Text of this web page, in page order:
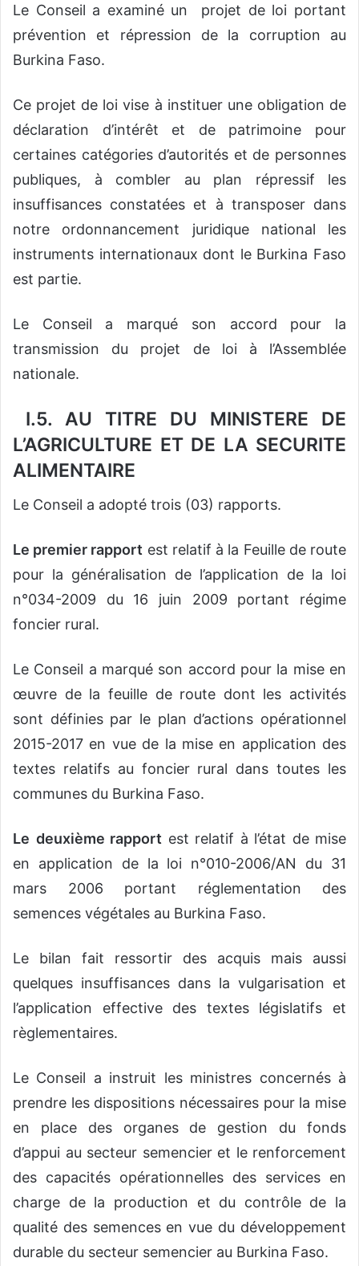
Le Conseil a examiné un projet de loi portant
prévention et répression de la corruption au
Burkina Faso.
Ce projet de loi vise à instituer une obligation de
déclaration d’intérêt et de patrimoine pour
certaines catégories d’autorités et de personnes
publiques, à combler au plan répressif les
insuffisances constatées et à transposer dans
notre ordonnancement juridique national les
instruments internationaux dont le Burkina Faso
est partie.
Le Conseil a marqué son accord pour la
transmission du projet de loi à l’Assemblée
nationale.
I.5. AU TITRE DU MINISTERE DE
L’AGRICULTURE ET DE LA SECURITE
ALIMENTAIRE
Le Conseil a adopté trois (03) rapports.
Le premier rapport est relatif à la Feuille de route
pour la généralisation de l’application de la loi
n°034-2009 du 16 juin 2009 portant régime
foncier rural.
Le Conseil a marqué son accord pour la mise en
œuvre de la feuille de route dont les activités
sont définies par le plan d’actions opérationnel
2015-2017 en vue de la mise en application des
textes relatifs au foncier rural dans toutes les
communes du Burkina Faso.
Le deuxième rapport est relatif à l’état de mise
en application de la loi n°010-2006/AN du 31
mars 2006 portant réglementation des
semences végétales au Burkina Faso.
Le bilan fait ressortir des acquis mais aussi
quelques insuffisances dans la vulgarisation et
l’application effective des textes législatifs et
règlementaires.
Le Conseil a instruit les ministres concernés à
prendre les dispositions nécessaires pour la mise
en place des organes de gestion du fonds
d’appui au secteur semencier et le renforcement
des capacités opérationnelles des services en
charge de la production et du contrôle de la
qualité des semences en vue du développement
durable du secteur semencier au Burkina Faso.